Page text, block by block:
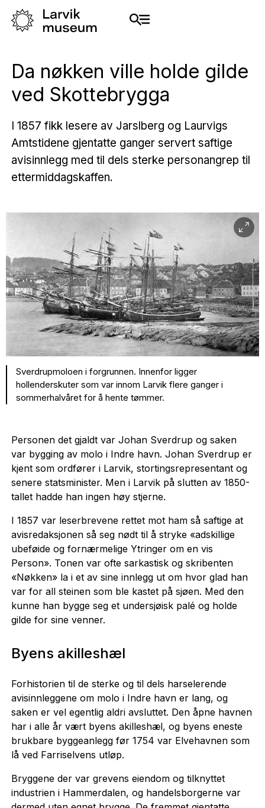
Da nøkken ville holde gilde
ved Skottebrygga
I 1857 fikk lesere av Jarslberg og Laurvigs
Amtstidene gjentatte ganger servert saftige
avisinnlegg med til dels sterke personangrep til
ettermiddagskaffen.
Sverdrupmoloen i forgrunnen. Innenfor ligger
hollenderskuter som var innom Larvik flere ganger i
sommerhalvåret for å hente tømmer.
Personen det gjaldt var Johan Sverdrup og saken
var bygging av molo i Indre havn. Johan Sverdrup er
kjent som ordfører i Larvik, stortingsrepresentant og
senere statsminister. Men i Larvik på slutten av 1850-
tallet hadde han ingen høy stjerne.
I 1857 var leserbrevene rettet mot ham så saftige at
avisredaksjonen så seg nødt til å stryke «adskillige
ubeføide og fornærmelige Ytringer om en vis
Person». Tonen var ofte sarkastisk og skribenten
«Nøkken» la i et av sine innlegg ut om hvor glad han
var for all steinen som ble kastet på sjøen. Med den
kunne han bygge seg et undersjøisk palé og holde
gilde for sine venner.
Byens akilleshæl
Forhistorien til de sterke og til dels harselerende
avisinnleggene om molo i Indre havn er lang, og
saken er vel egentlig aldri avsluttet. Den åpne havnen
har i alle år vært byens akilleshæl, og byens eneste
brukbare byggeanlegg før 1754 var Elvehavnen som
lå ved Farriselvens utløp.
Bryggene der var grevens eiendom og tilknyttet
industrien i Hammerdalen, og handelsborgerne var